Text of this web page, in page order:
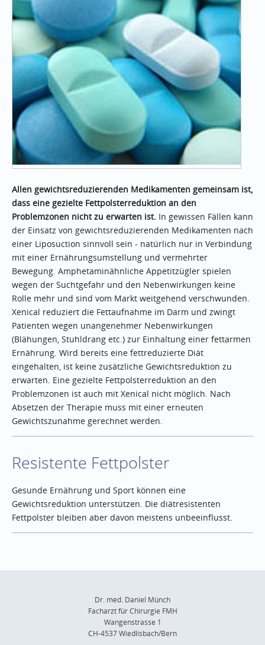
Allen gewichtsreduzierenden Medikamenten gemeinsam ist,
dass eine gezielte Fettpolsterreduktion an den
Problemzonen nicht zu erwarten ist. In gewissen Fällen kann
der Einsatz von gewichtsreduzierenden Medikamenten nach
einer Liposuction sinnvoll sein - natürlich nur in Verbindung
mit einer Ernährungsumstellung und vermehrter
Bewegung. Amphetaminähnliche Appetitzügler spielen
wegen der Suchtgefahr und den Nebenwirkungen keine
Rolle mehr und sind vom Markt weitgehend verschwunden.
Xenical reduziert die Fettaufnahme im Darm und zwingt
Patienten wegen unangenehmer Nebenwirkungen
(Blähungen, Stuhldrang etc.) zur Einhaltung einer fettarmen
Ernährung. Wird bereits eine fettreduzierte Diät
eingehalten, ist keine zusätzliche Gewichtsreduktion zu
erwarten. Eine gezielte Fettpolsterreduktion an den
Problemzonen ist auch mit Xenical nicht möglich. Nach
Absetzen der Therapie muss mit einer erneuten
Gewichtszunahme gerechnet werden.
Resistente Fettpolster
Gesunde Ernährung und Sport können eine
Gewichtsreduktion unterstützen. Die diätresistenten
Fettpolster bleiben aber davon meistens unbeeinflusst.
Dr. med. Daniel Münch
Facharzt für Chirurgie FMH
Wangenstrasse 1
CH-4537 Wiedlisbach/Bern